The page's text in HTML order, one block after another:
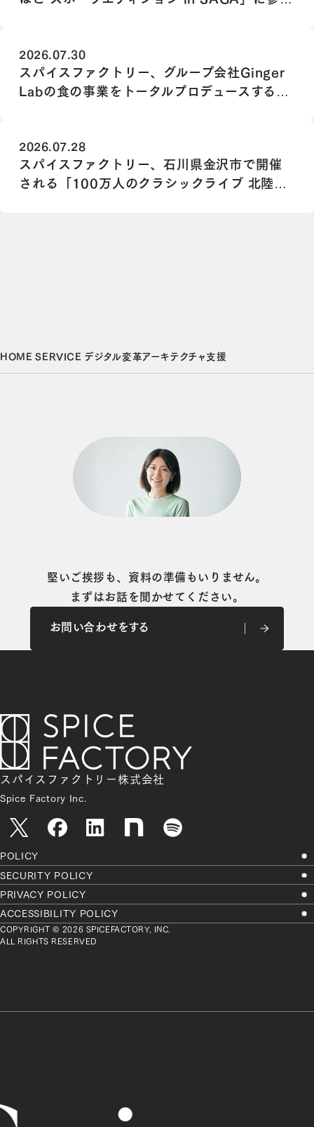
2026.07.30
スパイスファクトリー、グループ会社Ginger
Labの食の事業をトータルプロデュースする
2026.07.28
スパイスファクトリー、石川県金沢市で開催
される「100万人のクラシックライブ 北陸エ
HOME SERVICE デジタル変革アーキテクチャ支援
堅いご挨拶も、資料の準備もいりません。
まずはお話を聞かせてください。
お問い合わせをする
スパイスファクトリー株式会社
Spice Factory Inc.
POLICY
SECURITY POLICY
PRIVACY POLICY
ACCESSIBILITY POLICY
COPYRIGHT © 2026 SPICEFACTORY, INC.
ALL RIGHTS RESERVED